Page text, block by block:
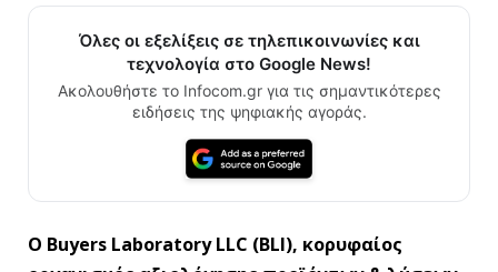
Όλες οι εξελίξεις σε τηλεπικοινωνίες και
τεχνολογία στο Google News!
Ακολουθήστε το Infocom.gr για τις σημαντικότερες
ειδήσεις της ψηφιακής αγοράς.
Ο Buyers Laboratory LLC (BLI), κορυφαίος